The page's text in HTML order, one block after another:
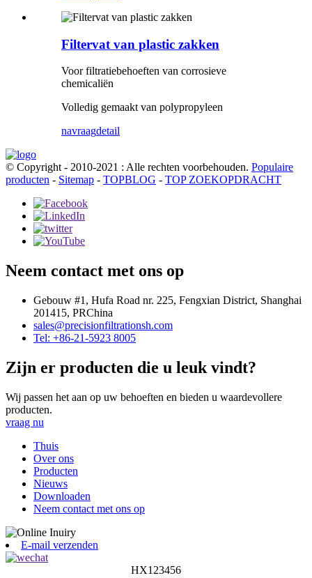
Filtervat van plastic zakken
Voor filtratiebehoeften van corrosieve
chemicaliën
Volledig gemaakt van polypropyleen
navraagdetail
© Copyright - 2010-2021 : Alle rechten voorbehouden. Populaire
producten - Sitemap - TOPBLOG - TOP ZOEKOPDRACHT
Neem contact met ons op
Gebouw #1, Hufa Road nr. 225, Fengxian District, Shanghai
201415, PRChina
sales@precisionfiltrationsh.com
Tel: +86-21-5923 8005
Zijn er producten die u leuk vindt?
Wij passen het aan op uw behoeften en bieden u waardevollere
producten.
vraag nu
Thuis
Over ons
Producten
Nieuws
Downloaden
Neem contact met ons op
E-mail verzenden
HX123456